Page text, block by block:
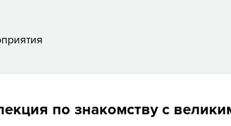
по знакомству с